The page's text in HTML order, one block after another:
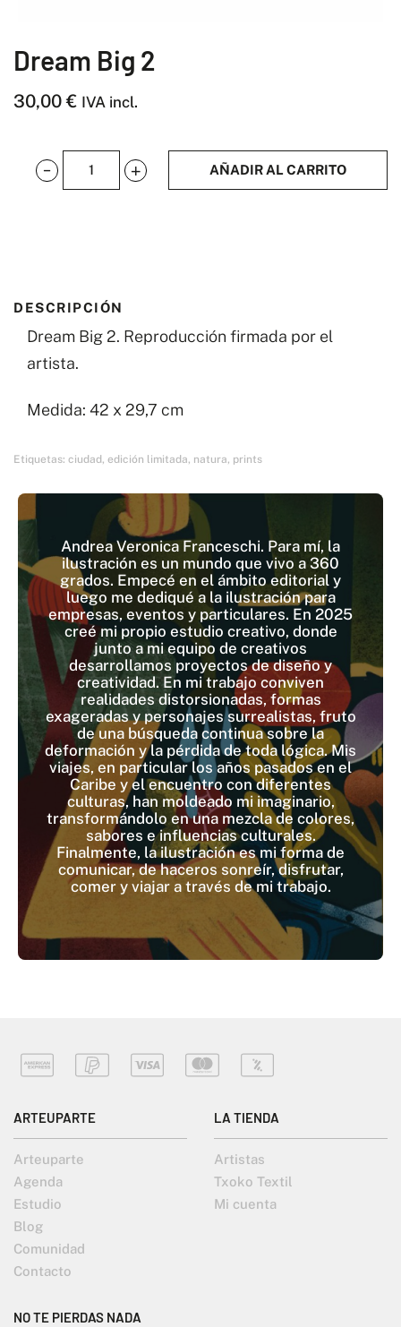
Dream Big 2
30,00€ IVA incl.
Dream
AÑADIR AL CARRITO
DESCRIPCIÓN
Dream Big 2. Reproducción firmada por el
artista.
Medida: 42 x 29,7 cm
Etiquetas: ciudad, edición limitada, natura, prints
Andrea Veronica Franceschi. Para mí, la
ilustración es un mundo que vivo a 360
grados. Empecé en el ámbito editorial y
luego me dediqué a la ilustración para
empresas, eventos y particulares. En 2025
creé mi propio estudio creativo, donde
junto a mi equipo de creativos
desarrollamos proyectos de diseño y
creatividad. En mi trabajo conviven
realidades distorsionadas, formas
exageradas y personajes surrealistas, fruto
de una búsqueda continua sobre la
deformación y la pérdida de toda lógica. Mis
viajes, en particular los años pasados en el
Caribe y el encuentro con diferentes
culturas, han moldeado mi imaginario,
transformándolo en una mezcla de colores,
sabores e influencias culturales.
Finalmente, la ilustración es mi forma de
comunicar, de haceros sonreír, disfrutar,
comer y viajar a través de mi trabajo.
ARTEUPARTE
Arteuparte
Agenda
Estudio
Blog
Comunidad
Contacto
LA TIENDA
Artistas
Txoko Textil
Mi cuenta
NO TE PIERDAS NADA